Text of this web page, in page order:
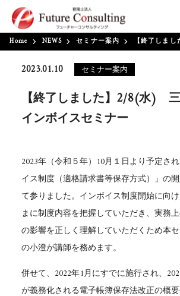
Home NEWS セミナー案内 【終了しま
2023.01.10 セミナー案内
【終了しました】2/8(水)
インボイスセミナー
2023年（令和５年）10月１日より予定さ
イス制度（適格請求書等保存方式）」の
て参りました。インボイス制度開始に向
まに制度内容を把握していただき、実務
の影響を正しく理解していただくため本
の小澄が講師を務めます。
併せて、2022年1月にすでに施行され、
が義務化される電子帳簿保存法改正の概